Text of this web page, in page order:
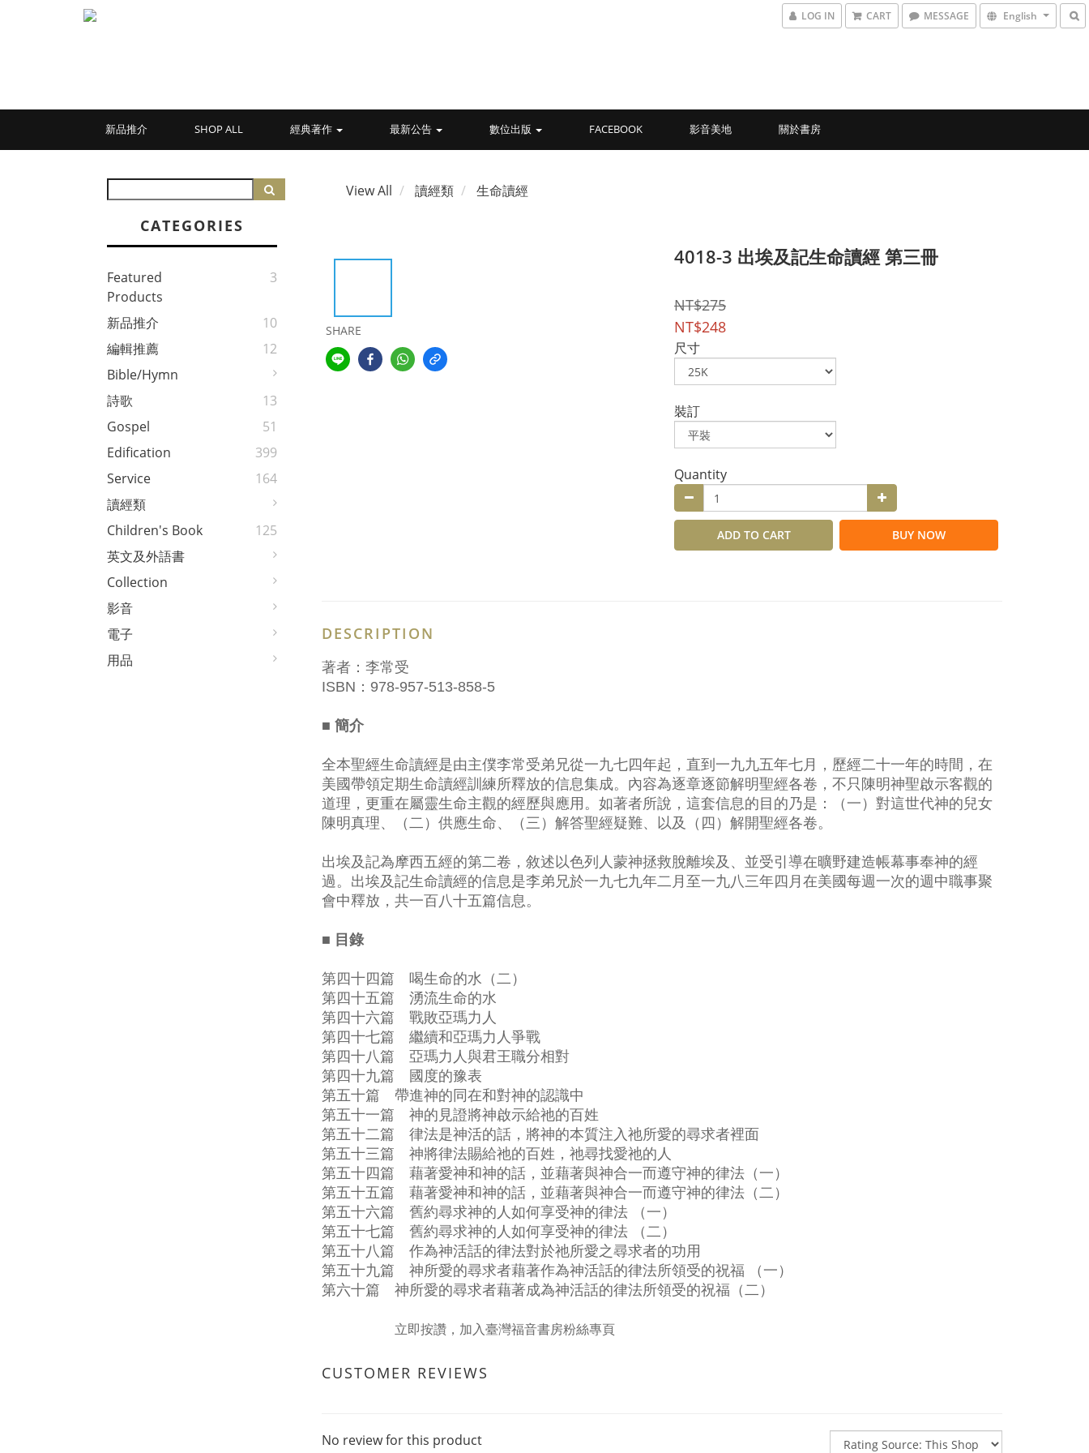
LOG IN CART MESSAGE English
新品推介 SHOP ALL 經典著作 最新公告 數位出版 FACEBOOK 影音美地 關於書房
CATEGORIES
Featured
Products
3
新品推介
10
編輯推薦
12
Bible/Hymn
詩歌
13
Gospel
51
Edification
399
Service
164
讀經類
Children's Book
125
英文及外語書
Collection
影音
電子
用品
View All 讀經類 生命讀經
SHARE
4018-3 出埃及記生命讀經 第三冊
NT$275
NT$248
尺寸
裝訂
Quantity
ADD TO CART BUY NOW
DESCRIPTION
著者：李常受
ISBN：978-957-513-858-5
■ 簡介
全本聖經生命讀經是由主僕李常受弟兄從一九七四年起，直到一九九五年七月，歷經二十一年的時間，在
美國帶領定期生命讀經訓練所釋放的信息集成。內容為逐章逐節解明聖經各卷，不只陳明神聖啟示客觀的
道理，更重在屬靈生命主觀的經歷與應用。如著者所說，這套信息的目的乃是：（一）對這世代神的兒女
陳明真理、（二）供應生命、（三）解答聖經疑難、以及（四）解開聖經各卷。
出埃及記為摩西五經的第二卷，敘述以色列人蒙神拯救脫離埃及、並受引導在曠野建造帳幕事奉神的經
過。出埃及記生命讀經的信息是李弟兄於一九七九年二月至一九八三年四月在美國每週一次的週中職事聚
會中釋放，共一百八十五篇信息。
■ 目錄
第四十四篇 喝生命的水（二）
第四十五篇 湧流生命的水
第四十六篇 戰敗亞瑪力人
第四十七篇 繼續和亞瑪力人爭戰
第四十八篇 亞瑪力人與君王職分相對
第四十九篇 國度的豫表
第五十篇 帶進神的同在和對神的認識中
第五十一篇 神的見證將神啟示給祂的百姓
第五十二篇 律法是神活的話，將神的本質注入祂所愛的尋求者裡面
第五十三篇 神將律法賜給祂的百姓，祂尋找愛祂的人
第五十四篇 藉著愛神和神的話，並藉著與神合一而遵守神的律法（一）
第五十五篇 藉著愛神和神的話，並藉著與神合一而遵守神的律法（二）
第五十六篇 舊約尋求神的人如何享受神的律法 （一）
第五十七篇 舊約尋求神的人如何享受神的律法 （二）
第五十八篇 作為神活話的律法對於祂所愛之尋求者的功用
第五十九篇 神所愛的尋求者藉著作為神活話的律法所領受的祝福 （一）
第六十篇 神所愛的尋求者藉著成為神活話的律法所領受的祝福（二）
立即按讚，加入臺灣福音書房粉絲專頁
CUSTOMER REVIEWS
No review for this product